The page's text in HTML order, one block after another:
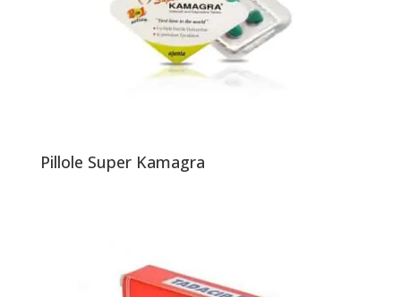
Pillole Super Kamagra